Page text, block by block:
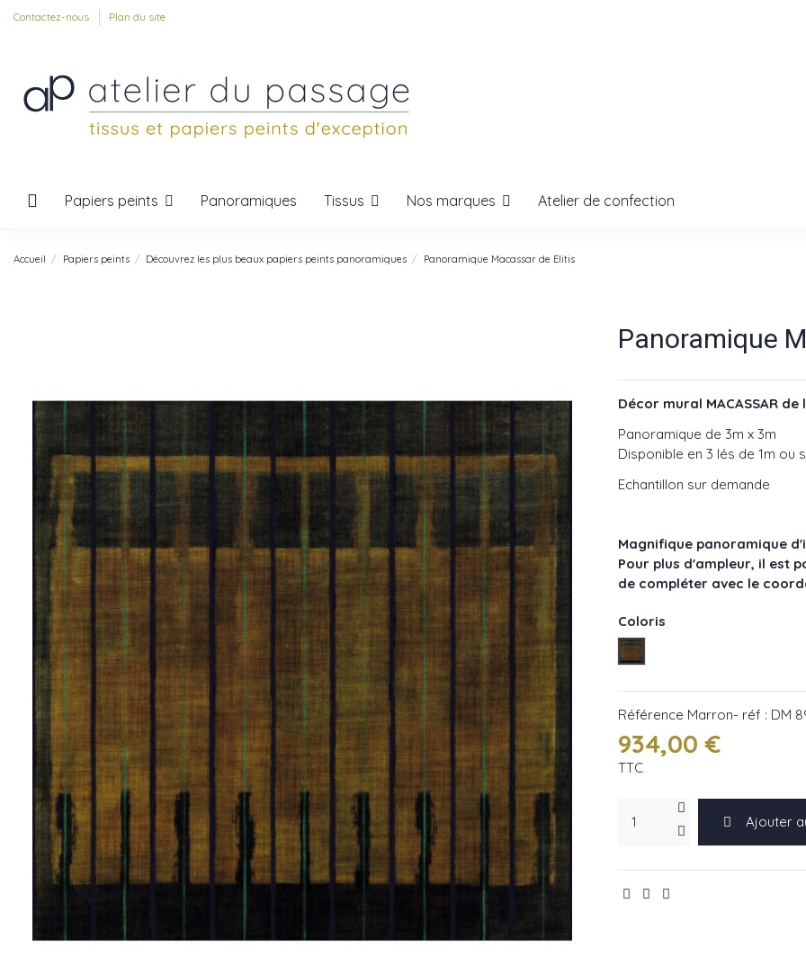
Contactez-nous Plan du site
Papiers peints Panoramiques Tissus Nos marques Atelier de confection
Accueil Papiers peints Découvrez les plus beaux papiers peints panoramiques Panoramique Macassar de Elitis
Panoramique
Décor mural MACASSAR de
Panoramique de 3m x 3m
Disponible en 3 lés de 1m ou
Echantillon sur demande
Magnifique panoramique
Pour plus d'ampleur, il est
de compléter avec le
Coloris
Marron- réf : DM 895 06
Référence Marron- réf : DM
934,00 €
TTC
Ajouter